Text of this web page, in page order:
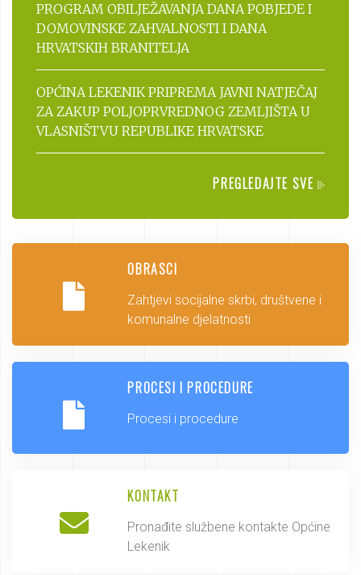
PROGRAM OBILJEŽAVANJA DANA POBJEDE I
DOMOVINSKE ZAHVALNOSTI I DANA
HRVATSKIH BRANITELJA
OPĆINA LEKENIK PRIPREMA JAVNI NATJEČAJ
ZA ZAKUP POLJOPRVREDNOG ZEMLJIŠTA U
VLASNIŠTVU REPUBLIKE HRVATSKE
PREGLEDAJTE SVE
OBRASCI
Zahtjevi socijalne skrbi, društvene i
komunalne djelatnosti
PROCESI I PROCEDURE
Procesi i procedure
KONTAKT
Pronađite službene kontakte Općine
Lekenik